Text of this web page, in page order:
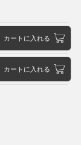
カートに入れる
カートに入れる